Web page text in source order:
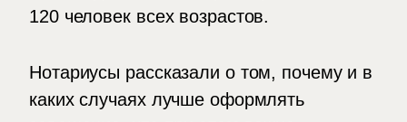
120 человек всех возрастов.
Нотариусы рассказали о том, почему и в
каких случаях лучше оформлять